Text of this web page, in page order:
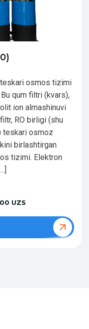
osmos tizimi
qum filtri (kvars),
ion almashinuvi
RO birligi (shu
teskari osmoz
birlashtirgan
tizimi. Elektron
UZS